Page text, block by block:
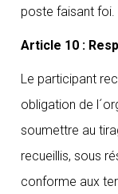
poste faisant foi.
Article 10 :
Le participant
obligation de
soumettre au
recueillis, sous
conforme aux